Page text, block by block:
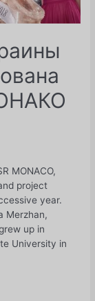
MONACO,
project
year.
Merzhan,
up in
University in